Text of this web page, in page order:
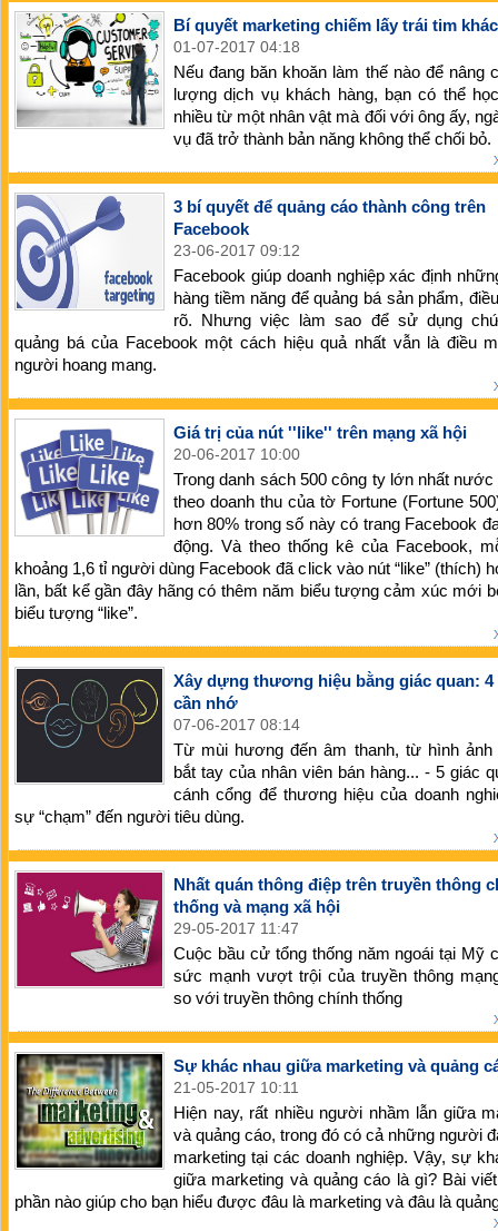
Bí quyết marketing chiếm lấy trái tim
01-07-2017 04:18
Nếu đang băn khoăn làm thế nào để nâng
lượng dịch vụ khách hàng, bạn có thể
nhiều từ một nhân vật mà đối với ông ấy,
vụ đã trở thành bản năng không thể chối bỏ.
3 bí quyết để quảng cáo thành công trên
Facebook
23-06-2017 09:12
Facebook giúp doanh nghiệp xác định
hàng tiềm năng để quảng bá sản phẩm,
rõ. Nhưng việc làm sao để sử dụng
quảng bá của Facebook một cách hiệu quả nhất vẫn là điều
người hoang mang.
Giá trị của nút ''like'' trên mạng xã hội
20-06-2017 10:00
Trong danh sách 500 công ty lớn nhất
theo doanh thu của tờ Fortune (Fortune
hơn 80% trong số này có trang Facebook
động. Và theo thống kê của Facebook,
khoảng 1,6 tỉ người dùng Facebook đã click vào nút “like” (thích)
lần, bất kể gần đây hãng có thêm năm biểu tượng cảm xúc mới
biểu tượng “like”.
Xây dựng thương hiệu bằng giác quan: 4
cần nhớ
07-06-2017 08:14
Từ mùi hương đến âm thanh, từ hình ảnh
bắt tay của nhân viên bán hàng... - 5 giác
cánh cổng để thương hiệu của doanh
sự “chạm” đến người tiêu dùng.
Nhất quán thông điệp trên truyền thông
thống và mạng xã hội
29-05-2017 11:47
Cuộc bầu cử tổng thống năm ngoái tại Mỹ
sức mạnh vượt trội của truyền thông
so với truyền thông chính thống
Sự khác nhau giữa marketing và quảng
21-05-2017 10:11
Hiện nay, rất nhiều người nhầm lẫn giữa
và quảng cáo, trong đó có cả những người
marketing tại các doanh nghiệp. Vậy, sự
giữa marketing và quảng cáo là gì? Bài
phần nào giúp cho bạn hiểu được đâu là marketing và đâu là